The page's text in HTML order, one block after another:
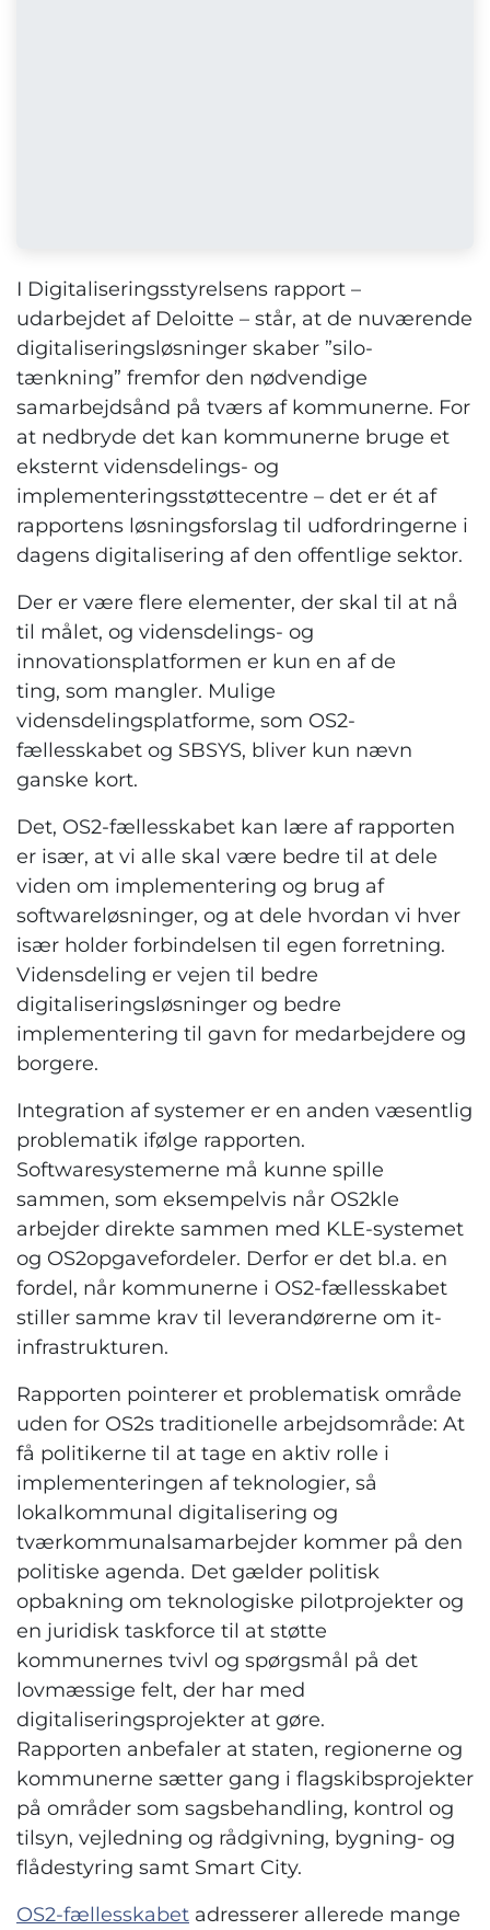
I Digitaliseringsstyrelsens rapport –
udarbejdet af Deloitte – står, at de nuværende
digitaliseringsløsninger skaber ”silo-
tænkning” fremfor den nødvendige
samarbejdsånd på tværs af kommunerne. For
at nedbryde det kan kommunerne bruge et
eksternt vidensdelings- og
implementeringsstøttecentre – det er ét af
rapportens løsningsforslag til udfordringerne i
dagens digitalisering af den offentlige sektor.
Der er være flere elementer, der skal til at nå
til målet, og vidensdelings- og
innovationsplatformen er kun en af de
ting, som mangler. Mulige
vidensdelingsplatforme, som OS2-
fællesskabet og SBSYS, bliver kun nævn
ganske kort.
Det, OS2-fællesskabet kan lære af rapporten
er især, at vi alle skal være bedre til at dele
viden om implementering og brug af
softwareløsninger, og at dele hvordan vi hver
især holder forbindelsen til egen forretning.
Vidensdeling er vejen til bedre
digitaliseringsløsninger og bedre
implementering til gavn for medarbejdere og
borgere.
Integration af systemer er en anden væsentlig
problematik ifølge rapporten.
Softwaresystemerne må kunne spille
sammen, som eksempelvis når OS2kle
arbejder direkte sammen med KLE-systemet
og OS2opgavefordeler. Derfor er det bl.a. en
fordel, når kommunerne i OS2-fællesskabet
stiller samme krav til leverandørerne om it-
infrastrukturen.
Rapporten pointerer et problematisk område
uden for OS2s traditionelle arbejdsområde: At
få politikerne til at tage en aktiv rolle i
implementeringen af teknologier, så
lokalkommunal digitalisering og
tværkommunalsamarbejder kommer på den
politiske agenda. Det gælder politisk
opbakning om teknologiske pilotprojekter og
en juridisk taskforce til at støtte
kommunernes tvivl og spørgsmål på det
lovmæssige felt, der har med
digitaliseringsprojekter at gøre.
Rapporten anbefaler at staten, regionerne og
kommunerne sætter gang i flagskibsprojekter
på områder som sagsbehandling, kontrol og
tilsyn, vejledning og rådgivning, bygning- og
flådestyring samt Smart City.
OS2-fællesskabet adresserer allerede mange